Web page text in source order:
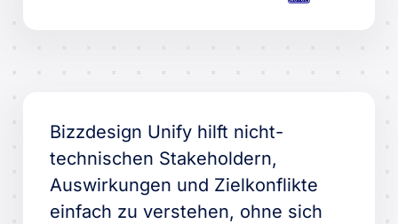
Bizzdesign Unify hilft nicht-
technischen Stakeholdern,
Auswirkungen und Zielkonflikte
einfach zu verstehen, ohne sich